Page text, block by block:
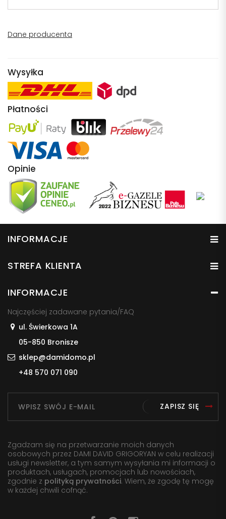
Dane producenta
Wysyłka
Płatności
Opinie
INFORMACJE
STREFA KLIENTA
INFORMACJE
Najczęściej zadawane pytania/FAQ
ul. Świerkowa 1A
05-850 Bronisze
sklep@damidomo.pl
+48 570 071 090
ZAPISZ SIĘ
Zgadzam się na przetwarzanie moich danych
osobowych przez DAMI DAVID GRIGORYAN w celu realizacji
usługi newsletter, a tym samym wysyłania mi informacji o
produktach, usługach, promocjach lub nowościach,
zgodnie z polityką prywatności. Wiem, że zgodę tę mogę
w każdej chwili cofnąć.